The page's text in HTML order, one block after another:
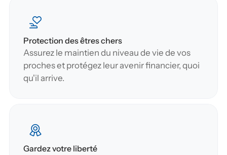
Protection des êtres chers
Assurez le maintien du niveau de vie de vos
proches et protégez leur avenir financier, quoi
qu'il arrive.
Gardez votre liberté